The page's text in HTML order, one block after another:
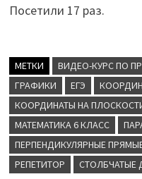
Посетили 17 раз.
МЕТКИ ВИДЕО-КУРС ПО
ГРАФИКИ
ЕГЭ
КООРДИНАТЫ НА
МАТЕМАТИКА 6 КЛАСС
ПЕРПЕНДИКУЛЯРНЫЕ
РЕПЕТИТОР
СТОЛБЧАТЫЕ